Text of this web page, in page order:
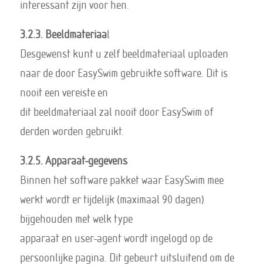
interessant zijn voor hen.
3.2.3. Beeldmateriaal
Desgewenst kunt u zelf beeldmateriaal uploaden
naar de door EasySwim gebruikte software. Dit is
nooit een vereiste en
dit beeldmateriaal zal nooit door EasySwim of
derden worden gebruikt.
3.2.5. Apparaat-gegevens
Binnen het software pakket waar EasySwim mee
werkt wordt er tijdelijk (maximaal 90 dagen)
bijgehouden met welk type
apparaat en user-agent wordt ingelogd op de
persoonlijke pagina. Dit gebeurt uitsluitend om de